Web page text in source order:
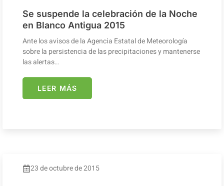
Se suspende la celebración de la Noche
en Blanco Antigua 2015
Ante los avisos de la Agencia Estatal de Meteorología
sobre la persistencia de las precipitaciones y mantenerse
las alertas…
LEER MÁS
23 de octubre de 2015